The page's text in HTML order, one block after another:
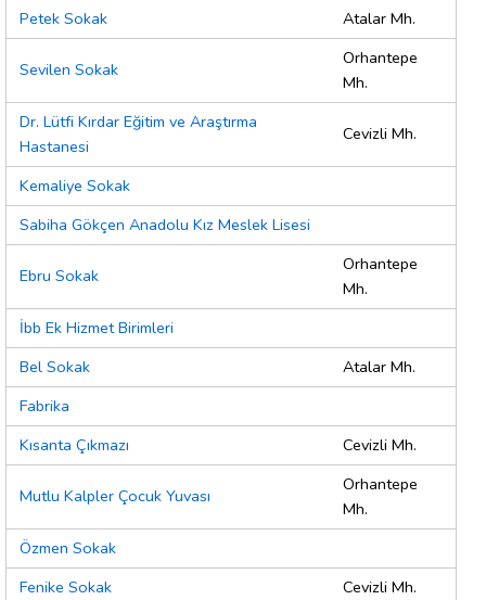
Petek Sokak
Atalar Mh.
Sevilen Sokak
Orhantepe
Mh.
Dr. Lütfi Kırdar Eğitim ve Araştırma
Hastanesi
Cevizli Mh.
Kemaliye Sokak
Sabiha Gökçen Anadolu Kız Meslek Lisesi
Ebru Sokak
Orhantepe
Mh.
İbb Ek Hizmet Birimleri
Bel Sokak
Atalar Mh.
Fabrika
Kısanta Çıkmazı
Cevizli Mh.
Mutlu Kalpler Çocuk Yuvası
Orhantepe
Mh.
Özmen Sokak
Fenike Sokak
Cevizli Mh.